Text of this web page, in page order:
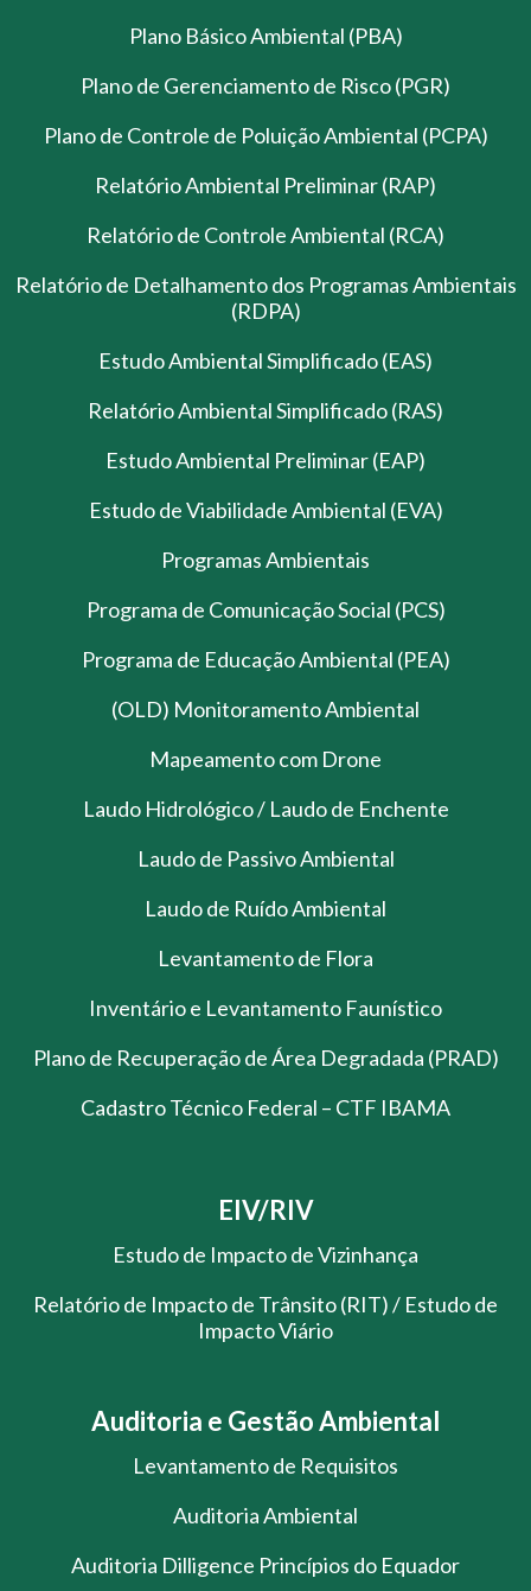
Plano Básico Ambiental (PBA)
Plano de Gerenciamento de Risco (PGR)
Plano de Controle de Poluição Ambiental (PCPA)
Relatório Ambiental Preliminar (RAP)
Relatório de Controle Ambiental (RCA)
Relatório de Detalhamento dos Programas Ambientais
(RDPA)
Estudo Ambiental Simplificado (EAS)
Relatório Ambiental Simplificado (RAS)
Estudo Ambiental Preliminar (EAP)
Estudo de Viabilidade Ambiental (EVA)
Programas Ambientais
Programa de Comunicação Social (PCS)
Programa de Educação Ambiental (PEA)
(OLD) Monitoramento Ambiental
Mapeamento com Drone
Laudo Hidrológico / Laudo de Enchente
Laudo de Passivo Ambiental
Laudo de Ruído Ambiental
Levantamento de Flora
Inventário e Levantamento Faunístico
Plano de Recuperação de Área Degradada (PRAD)
Cadastro Técnico Federal – CTF IBAMA
EIV/RIV
Estudo de Impacto de Vizinhança
Relatório de Impacto de Trânsito (RIT) / Estudo de
Impacto Viário
Auditoria e Gestão Ambiental
Levantamento de Requisitos
Auditoria Ambiental
Auditoria Dilligence Princípios do Equador